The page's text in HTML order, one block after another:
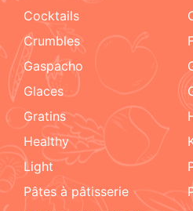
cocktails
crumbles
Gaspacho
glaces
gratins
healthy
light
pâtes à pâtisserie